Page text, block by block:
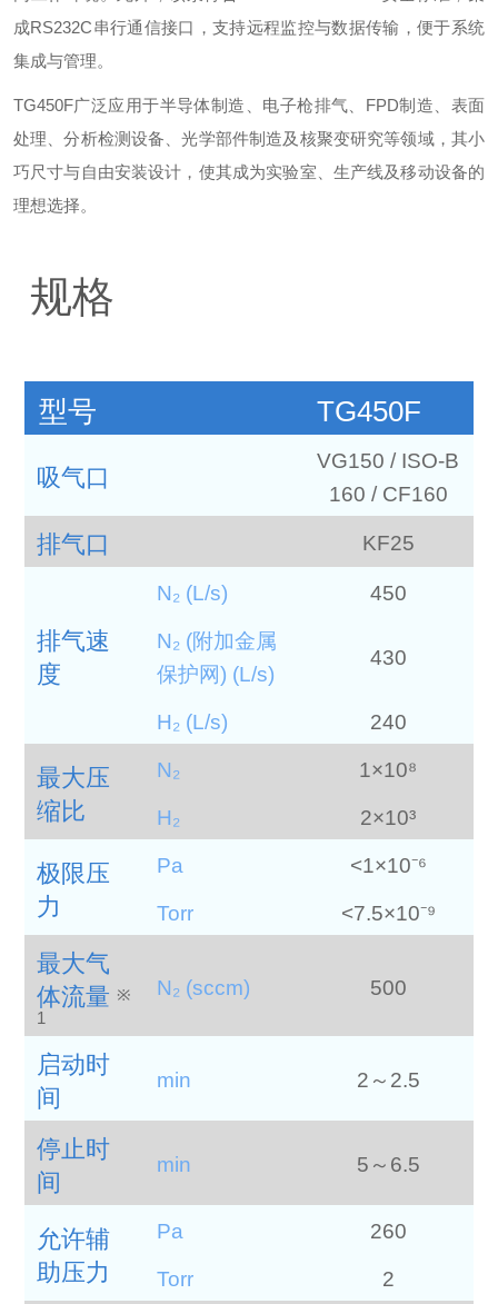
成RS232C串行通信接口，支持远程监控与数据传输，便于系统
集成与管理。
TG450F广泛应用于半导体制造、电子枪排气、FPD制造、表面
处理、分析检测设备、光学部件制造及核聚变研究等领域，其小
巧尺寸与自由安装设计，使其成为实验室、生产线及移动设备的
理想选择。
规格
型号 TG450F
吸气口
VG150 / ISO-B
160 / CF160
排气口 KF25
排气速
度
N₂ (L/s) 450
N₂ (附加金属
保护网) (L/s)
430
H₂ (L/s) 240
最大压
缩比
N₂ 1×10⁸
H₂ 2×10³
极限压
力
Pa <1×10⁻⁶
Torr <7.5×10⁻⁹
最大气
体流量 ※
1
N₂ (sccm) 500
启动时
间
min 2～2.5
停止时
间
min 5～6.5
允许辅
助压力
Pa 260
Torr 2